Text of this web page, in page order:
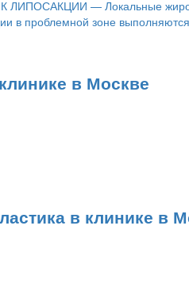
К ЛИПОСАКЦИИ — Локальные
в проблемной зоне
в Москве
в клинике в